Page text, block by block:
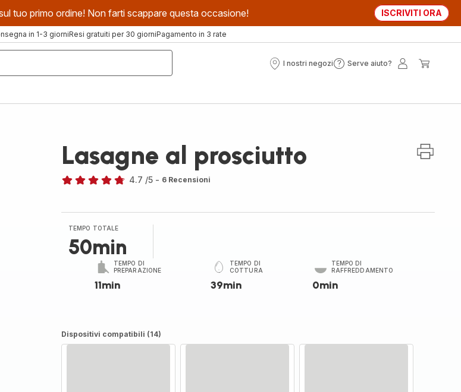
tuo primo ordine! Non farti scappare questa occasione! ISCRIVITI ORA
in 1-3 giorniResi gratuiti per 30 giorniPagamento in 3 rate
I nostri negozi
I
Serve aiuto?
Serve
Lasagne al prosciutto
4.7 /5 - 6 Recensioni
TEMPO TOTALE
50min
TEMPO DI
PREPARAZIONE
11min
TEMPO DI
COTTURA
39min
TEMPO DI
RAFFREDDAMENTO
0min
Dispositivi compatibili (14)